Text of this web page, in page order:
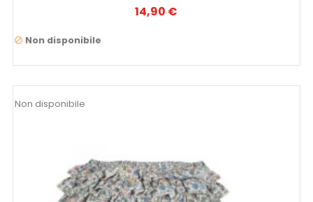
Prezzo
14,90 €
 Non disponibile
Non disponibile